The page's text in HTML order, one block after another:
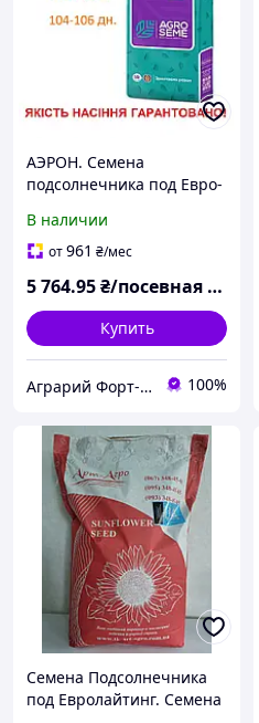
АЭРОН. Семена
подсолнечника под Евро-
Экстра
В наличии
от961 ₴/мес
5 764.95₴/посевная единица
Купить
Аграрий Форт- СЗР, семена, удобрения - все для Агрария 100%
Семена Подсолнечника
под Евролайтинг. Семена